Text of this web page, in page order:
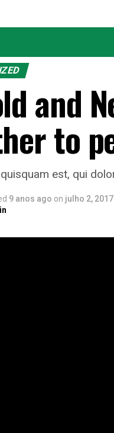
and
to
est, qui
9 anos ago on julho 2, 2017